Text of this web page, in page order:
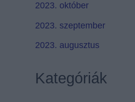
2023. október
2023. szeptember
2023. augusztus
Kategóriák